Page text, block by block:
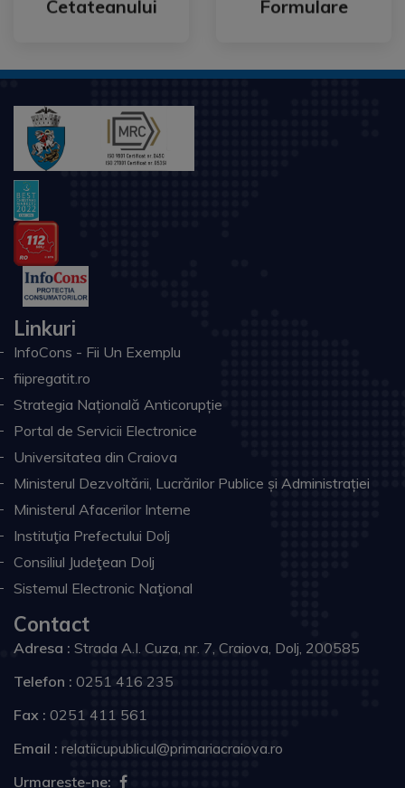
Cetateanului
Formulare
Linkuri
InfoCons - Fii Un Exemplu
fiipregatit.ro
Strategia Națională Anticorupție
Portal de Servicii Electronice
Universitatea din Craiova
Ministerul Dezvoltării, Lucrărilor Publice și Administrației
Ministerul Afacerilor Interne
Instituţia Prefectului Dolj
Consiliul Judeţean Dolj
Sistemul Electronic Naţional
Contact
Adresa : Strada A.I. Cuza, nr. 7, Craiova, Dolj, 200585
Telefon : 0251 416 235
Fax : 0251 411 561
Email : relatiicupublicul@primariacraiova.ro
Urmareste-ne: